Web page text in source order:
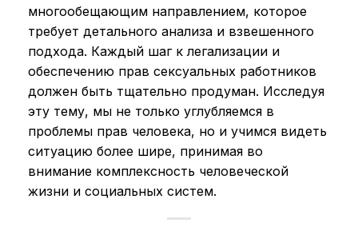
многообещающим направлением, которое
требует детального анализа и взвешенного
подхода. Каждый шаг к легализации и
обеспечению прав сексуальных работников
должен быть тщательно продуман. Исследуя
эту тему, мы не только углубляемся в
проблемы прав человека, но и учимся видеть
ситуацию более шире, принимая во
внимание комплексность человеческой
жизни и социальных систем.